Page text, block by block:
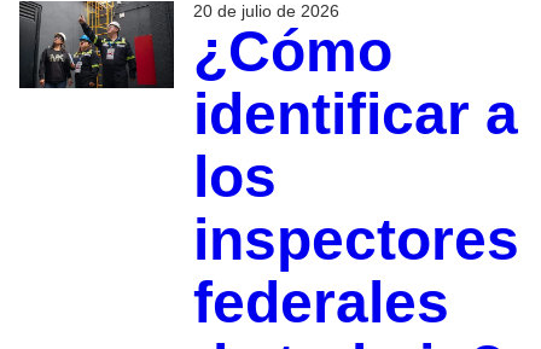
20 de julio de 2026
¿Cómo
identificar a
los
inspectores
federales